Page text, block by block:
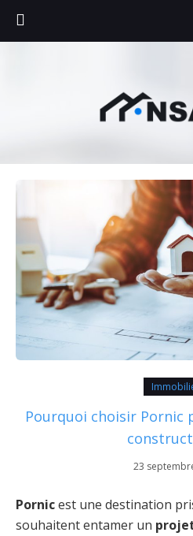
Pourquoi choisir
23
Pornicest une destination
souhaitent entamer un